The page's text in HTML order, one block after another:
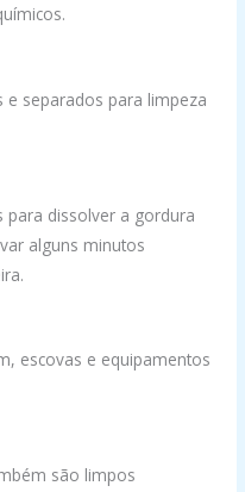
separados para limpeza
para dissolver a gordura
alguns minutos
escovas e equipamentos
são limpos